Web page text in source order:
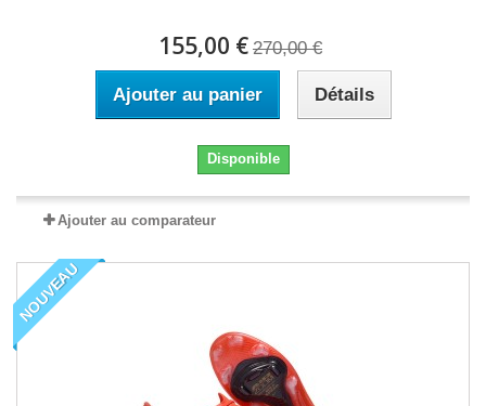
155,00 € 270,00 €
Ajouter au panier Détails
Disponible
Ajouter au comparateur
NOUVEAU